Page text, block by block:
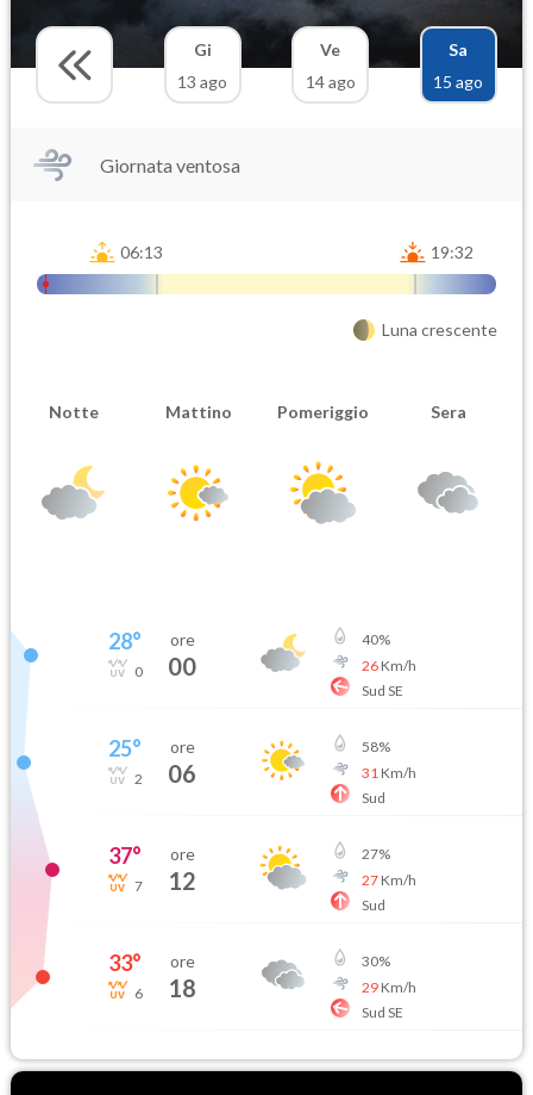
Gi
13 ago
Ve
14 ago
Sa
15 ago
Giornata ventosa
06:13 19:32
Luna crescente
Notte Mattino Pomeriggio Sera
28°
0
ore
00
40%
26Km/h
Sud SE
25°
2
ore
06
58%
31 Km/h
Sud
37°
7
ore
12
27%
27Km/h
Sud
33°
6
ore
18
30%
29Km/h
Sud SE